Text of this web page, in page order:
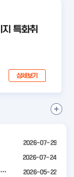
특화취
상세보기
2026-07-29
2026-07-24
2026년 클린제조환경조성 사업 공급기업 POOL 안내 2026-05-22
공
항
보
기